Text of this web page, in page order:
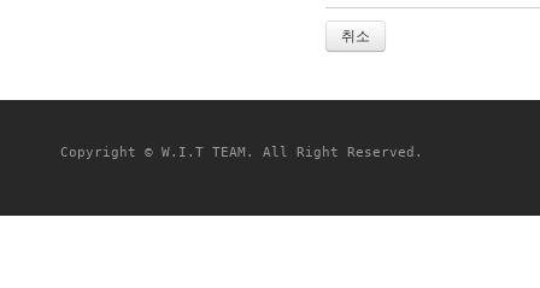
취소
Copyright © W.I.T TEAM. All Right Reserved.